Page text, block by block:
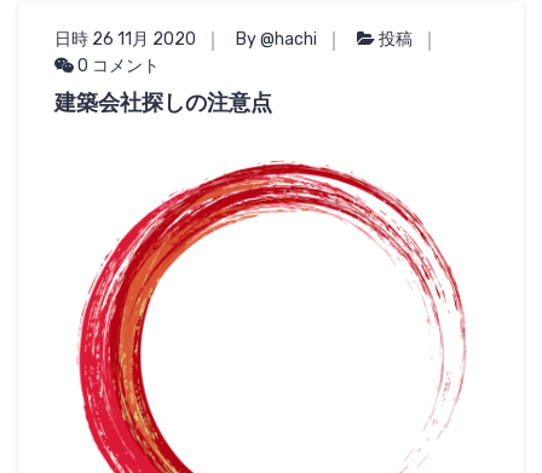
日時 26 11月 2020 By @hachi
投稿
0 コメント
建築会社探しの注意点